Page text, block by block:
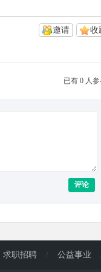
收
邀请
已有 0 人
评论
求职招聘 / 公益事业